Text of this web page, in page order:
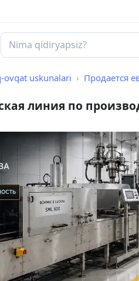
ovqat uskunalari Продается
линия по